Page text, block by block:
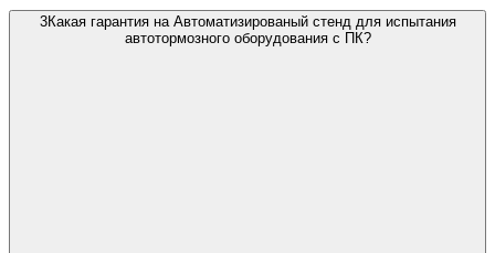
3Какая гарантия на Автоматизированый стенд для испытания
автотормозного оборудования с ПК?